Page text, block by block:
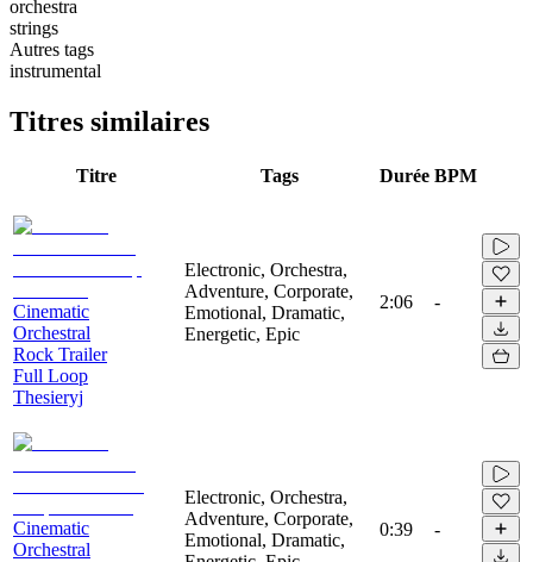
orchestra
strings
Autres tags
instrumental
Titres similaires
Titre Tags Durée BPM
Cinematic
Orchestral
Rock Trailer
Full Loop
Thesieryj
Electronic, Orchestra,
Adventure, Corporate,
Emotional, Dramatic,
Energetic, Epic
2:06 -
Cinematic
Orchestral
Electronic, Orchestra,
Adventure, Corporate,
Emotional, Dramatic,
0:39 -